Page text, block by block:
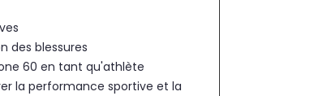
des blessures
60 en tant qu'athlète
la performance sportive et la